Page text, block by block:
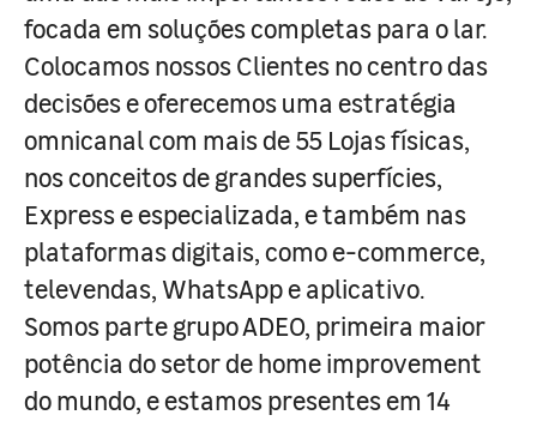
focada em soluções completas para o lar.
Colocamos nossos Clientes no centro das
decisões e oferecemos uma estratégia
omnicanal com mais de 55 Lojas físicas,
nos conceitos de grandes superfícies,
Express e especializada, e também nas
plataformas digitais, como e-commerce,
televendas, WhatsApp e aplicativo.
Somos parte grupo ADEO, primeira maior
potência do setor de home improvement
do mundo, e estamos presentes em 14